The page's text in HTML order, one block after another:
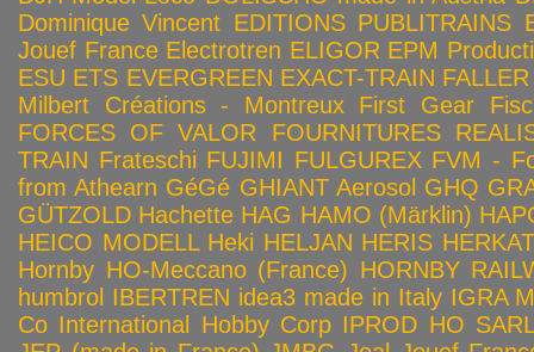
Dominique Vincent EDITIONS PUBLITRAINS
Jouef France Electrotren ELIGOR EPM
ESU ETS EVERGREEN EXACT-TRAIN FALLER
Milbert Créations - Montreux First Gear
FORCES OF VALOR
FOURNITURES
TRAIN Frateschi FUJIMI FULGUREX FVM -
from Athearn GéGé GHIANT Aerosol GHQ
GÜTZOLD Hachette HAG HAMO (Märklin)
HEICO MODELL Heki HELJAN HERIS HERKAT
Hornby HO-Meccano (France) HORNBY
humbrol IBERTREN idea3 made in Italy IGRA
Co International Hobby Corp IPROD HO